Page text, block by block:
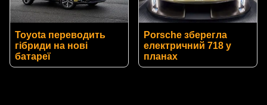
Toyota переводить
гібриди на нові
батареї
Porsche зберегла
електричний 718 у
планах